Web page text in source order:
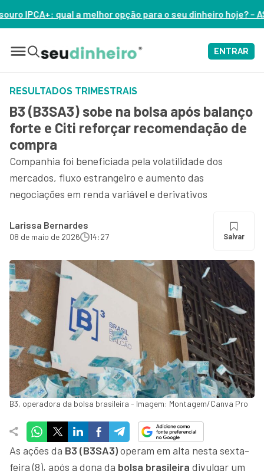
opção para o seu dinheiro hoje? – ASSISTA AGORA
ENTRAR
RESULTADOS TRIMESTRAIS
B3 (B3SA3) sobe na bolsa após balanço
forte e Citi reforçar recomendação de
compra
Companhia foi beneficiada pela volatilidade dos
mercados, fluxo estrangeiro e aumento das
negociações em renda variável e derivativos
Larissa Bernardes
08 de maio de 2026 14:27 Salvar
B3, operadora da bolsa brasileira - Imagem: Montagem/Canva Pro
As ações da B3 (B3SA3)operam em alta nesta sexta-
feira (8), após a dona da bolsa brasileira divulgar um